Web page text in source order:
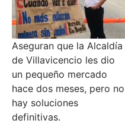
Aseguran que la Alcaldía
de Villavicencio les dio
un pequeño mercado
hace dos meses, pero no
hay soluciones
definitivas.